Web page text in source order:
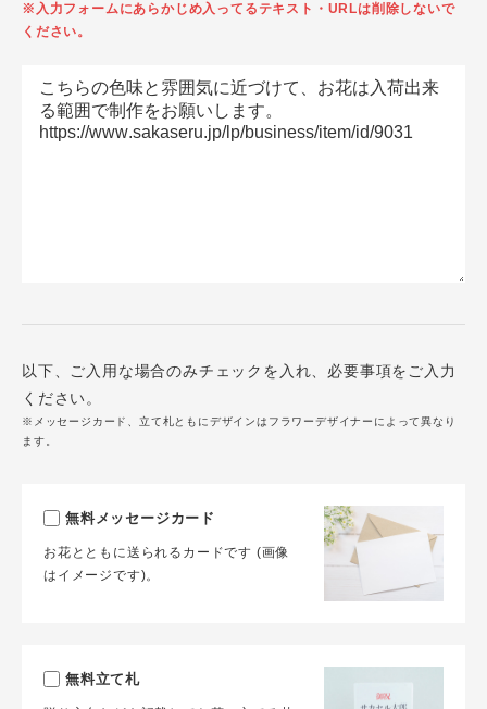
※入力フォームにあらかじめ入ってるテキスト・URLは削除しないで
ください。
以下、ご入用な場合のみチェックを入れ、必要事項をご入力
ください。
※メッセージカード、立て札ともにデザインはフラワーデザイナーによって異なり
ます。
無料メッセージカード
お花とともに送られるカードです (画像
はイメージです)。
無料立て札